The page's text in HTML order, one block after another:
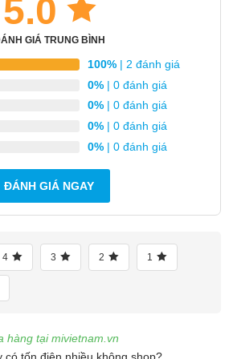
Daikin chống dính cao
gian
5.0
GIÁ TRUNG BÌNH
100% | 2 đánh giá
0% | 0 đánh giá
0% | 0 đánh giá
0% | 0 đánh giá
0% | 0 đánh giá
ĐÁNH GIÁ NGAY
4 3 2 1
hàng tại mivietnam.vn